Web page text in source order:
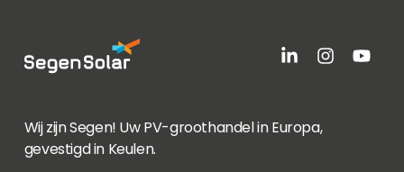
Wij zijn Segen! Uw PV-groothandel in Europa,
gevestigd in Keulen.